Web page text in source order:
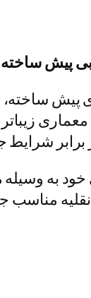
پیش ساخته
پیش
برابر
خود به
مناسب